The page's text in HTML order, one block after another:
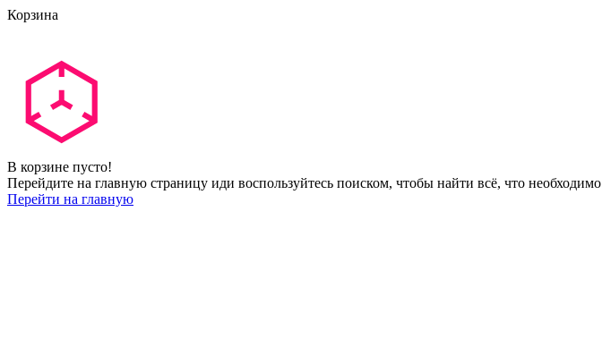
Корзина
В корзине пусто!
Перейдите на главную страницу иди воспользуйтесь поиском, чтобы найти всё, что необходимо
Перейти на главную